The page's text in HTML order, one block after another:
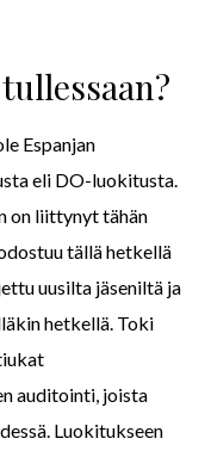
Espanjan
eli DO-luokitusta.
on liittynyt tähän
tällä hetkellä
uusilta jäseniltä ja
hetkellä. Toki
auditointi, joista
Luokitukseen